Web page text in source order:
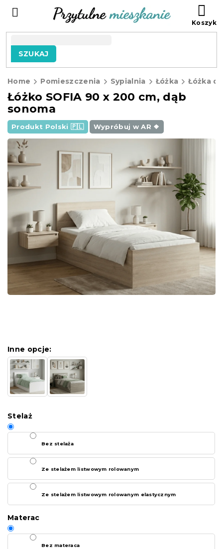
SZUKAJ
Home Pomieszczenia Sypialnia Łóżka Łóżka
Łóżko SOFIA 90 x 200 cm, dąb
sonoma
Produkt Polski 🇵🇱 Wypróbuj w AR ❖
Inne opcje:
Stelaż
Bez stelaża
Ze stelażem listwowym rolowanym
Ze stelażem listwowym rolowanym elastycznym
Materac
Bez materaca